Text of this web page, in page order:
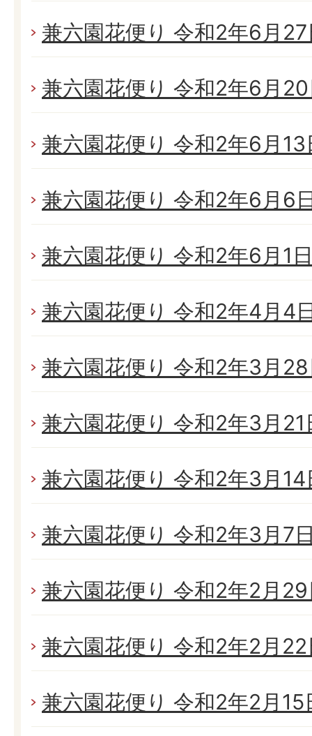
兼六園花便り 令和2年6月
兼六園花便り 令和2年6月
兼六園花便り 令和2年6月
兼六園花便り 令和2年6月6
兼六園花便り 令和2年6月1
兼六園花便り 令和2年4月4
兼六園花便り 令和2年3月
兼六園花便り 令和2年3月
兼六園花便り 令和2年3月
兼六園花便り 令和2年3月7
兼六園花便り 令和2年2月
兼六園花便り 令和2年2月
兼六園花便り 令和2年2月